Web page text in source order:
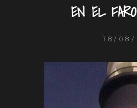
EN EL
18/08/